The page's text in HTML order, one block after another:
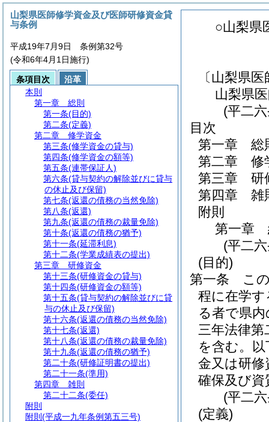
○山梨県
〔山梨県
山梨県
(平二
目次
第一章
総
第二章
修
第三章
研
第四章
雑
附則
第一章
(平二
(目的)
第一条
こ
程に在学
る者で県
三年法律第
を含む。
金又は研
確保及び
(平二
(定義)
山梨県医師修学資金及び医師研修資金貸
与条例
平成19年7月9日 条例第32号
(令和6年4月1日施行)
条項目次
沿革
本則
第一章
総則
第一条(目的)
第二条(定義)
第二章
修学資金
第三条(修学資金の貸与)
第四条(修学資金の額等)
第五条(連帯保証人)
第六条(貸与契約の解除並びに貸与
の休止及び保留)
第七条(返還の債務の当然免除)
第八条(返還)
第九条(返還の債務の裁量免除)
第十条(返還の債務の猶予)
第十一条(延滞利息)
第十二条(学業成績表の提出)
第三章
研修資金
第十三条(研修資金の貸与)
第十四条(研修資金の額等)
第十五条(貸与契約の解除並びに貸
与の休止及び保留)
第十六条(返還の債務の当然免除)
第十七条(返還)
第十八条(返還の債務の裁量免除)
第十九条(返還の債務の猶予)
第二十条(研修証明書の提出)
第二十一条(準用)
第四章
雑則
第二十二条(委任)
附則
附則 (平成一九年条例第五三号)